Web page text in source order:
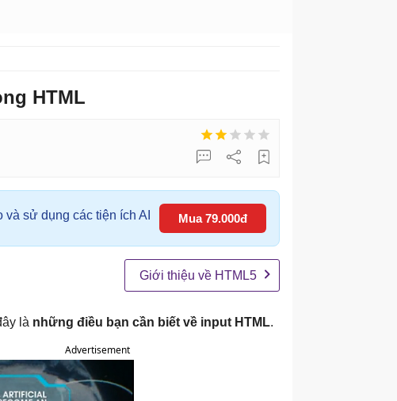
HTML
sử dụng các tiện ích AI Mua 79.000đ
Giới thiệu về HTML5
là những điều bạn cần biết về input HTML.
Advertisement